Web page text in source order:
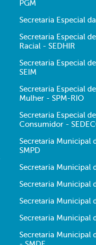
PGM
Secretaria Especial
Secretaria Especial
Racial - SEDHIR
Secretaria Especial
SEIM
Secretaria Especial
Mulher - SPM-RIO
Secretaria Especial
Consumidor -
Secretaria Municipal
SMPD
Secretaria Municipal
Secretaria Municipal
Secretaria Municipal
Secretaria Municipal
Secretaria Municipal